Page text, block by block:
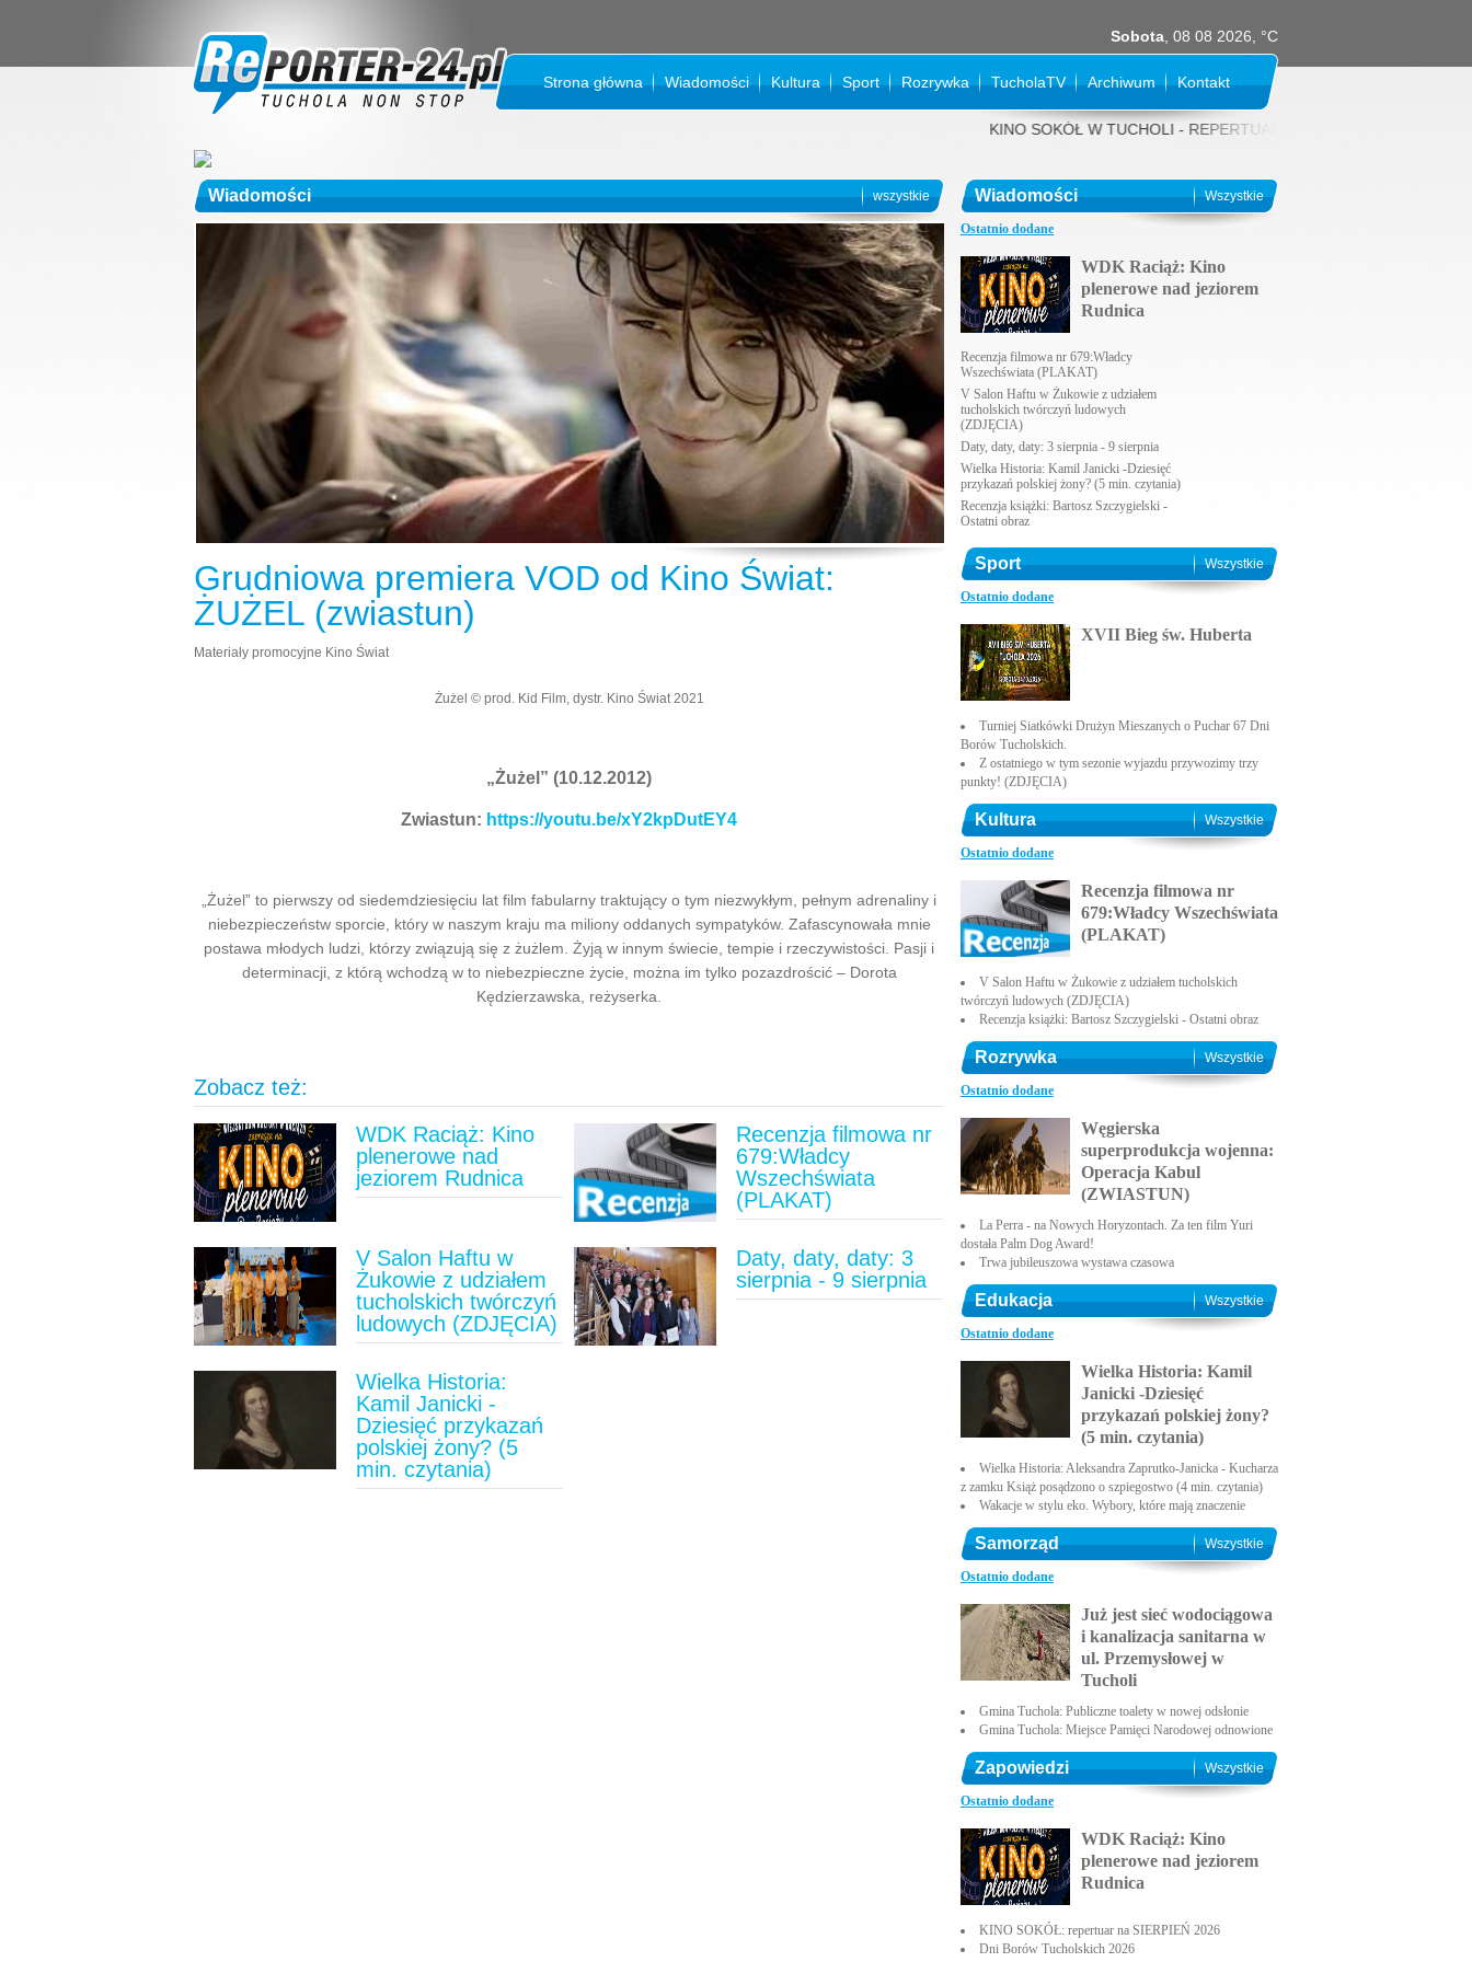
Sobota , 08 08 2026, °C
Strona główna Wiadomości Kultura Sport Rozrywka TucholaTV Archiwum Kontakt
KINO SOKÓŁ W TUCHOLI - REPERTUAR NA SIERPIEŃ 2026 rok:
Wiadomości wszystkie
Grudniowa premiera VOD od Kino Świat:
ŻUŻEL (zwiastun)
Materiały promocyjne Kino Świat
Żużel © prod. Kid Film, dystr. Kino Świat 2021
„Żużel” (10.12.2012)
Zwiastun: https://youtu.be/xY2kpDutEY4
„Żużel” to pierwszy od siedemdziesięciu lat film fabularny traktujący o tym niezwykłym, pełnym adrenaliny i
niebezpieczeństw sporcie, który w naszym kraju ma miliony oddanych sympatyków. Zafascynowała mnie
postawa młodych ludzi, którzy związują się z żużlem. Żyją w innym świecie, tempie i rzeczywistości. Pasji i
determinacji, z którą wchodzą w to niebezpieczne życie, można im tylko pozazdrościć – Dorota
Kędzierzawska, reżyserka.
Zobacz też:
WDK Raciąż: Kino
plenerowe nad
jeziorem Rudnica
Recenzja filmowa nr
679:Władcy
Wszechświata
(PLAKAT)
V Salon Haftu w
Żukowie z udziałem
tucholskich twórczyń
ludowych (ZDJĘCIA)
Daty, daty, daty: 3
sierpnia - 9 sierpnia
Wielka Historia:
Kamil Janicki -
Dziesięć przykazań
polskiej żony? (5
min. czytania)
Wiadomości Wszystkie
Ostatnio dodane
WDK Raciąż: Kino
plenerowe nad jeziorem
Rudnica
Recenzja filmowa nr 679:Władcy
Wszechświata (PLAKAT)
V Salon Haftu w Żukowie z udziałem
tucholskich twórczyń ludowych
(ZDJĘCIA)
Daty, daty, daty: 3 sierpnia - 9 sierpnia
Wielka Historia: Kamil Janicki -Dziesięć
przykazań polskiej żony? (5 min. czytania)
Recenzja książki: Bartosz Szczygielski -
Ostatni obraz
Sport Wszystkie
Ostatnio dodane
XVII Bieg św. Huberta
Turniej Siatkówki Drużyn Mieszanych o Puchar 67 Dni
Borów Tucholskich.
Z ostatniego w tym sezonie wyjazdu przywozimy trzy
punkty! (ZDJĘCIA)
Kultura Wszystkie
Ostatnio dodane
Recenzja filmowa nr
679:Władcy Wszechświata
(PLAKAT)
V Salon Haftu w Żukowie z udziałem tucholskich
twórczyń ludowych (ZDJĘCIA)
Recenzja książki: Bartosz Szczygielski - Ostatni obraz
Rozrywka Wszystkie
Ostatnio dodane
Węgierska
superprodukcja wojenna:
Operacja Kabul
(ZWIASTUN)
La Perra - na Nowych Horyzontach. Za ten film Yuri
dostała Palm Dog Award!
Trwa jubileuszowa wystawa czasowa
Edukacja Wszystkie
Ostatnio dodane
Wielka Historia: Kamil
Janicki -Dziesięć
przykazań polskiej żony?
(5 min. czytania)
Wielka Historia: Aleksandra Zaprutko-Janicka - Kucharza
z zamku Książ posądzono o szpiegostwo (4 min. czytania)
Wakacje w stylu eko. Wybory, które mają znaczenie
Samorząd Wszystkie
Ostatnio dodane
Już jest sieć wodociągowa
i kanalizacja sanitarna w
ul. Przemysłowej w
Tucholi
Gmina Tuchola: Publiczne toalety w nowej odsłonie
Gmina Tuchola: Miejsce Pamięci Narodowej odnowione
Zapowiedzi Wszystkie
Ostatnio dodane
WDK Raciąż: Kino
plenerowe nad jeziorem
Rudnica
KINO SOKÓŁ: repertuar na SIERPIEŃ 2026
Dni Borów Tucholskich 2026